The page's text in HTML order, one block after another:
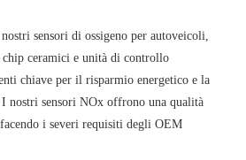
sensori di ossigeno per autoveicoli,
chip ceramici e unità di controllo
chiave per il risparmio energetico e la
nostri sensori NOx offrono una qualità
i severi requisiti degli OEM